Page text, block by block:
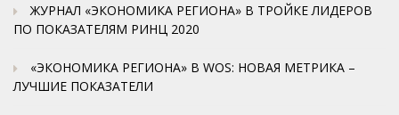
ЖУРНАЛ «ЭКОНОМИКА РЕГИОНА» В ТРОЙКЕ ЛИДЕРОВ
ПО ПОКАЗАТЕЛЯМ РИНЦ 2020
«ЭКОНОМИКА РЕГИОНА» В WOS: НОВАЯ МЕТРИКА –
ЛУЧШИЕ ПОКАЗАТЕЛИ